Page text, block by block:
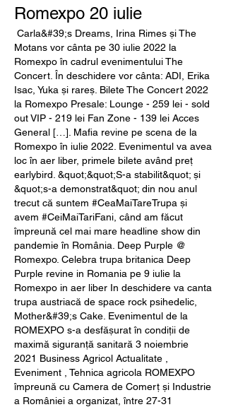
Romexpo 20 iulie
Motans vor cânta pe 30 iulie 2022 la
Romexpo în cadrul evenimentului The
Concert. În deschidere vor cânta: ADI, Erika
Isac, Yuka și rareș. Bilete The Concert 2022
la Romexpo Presale: Lounge - 259 lei - sold
out VIP - 219 lei Fan Zone - 139 lei Acces
General […]. Mafia revine pe scena de la
Romexpo în iulie 2022. Evenimentul va avea
loc în aer liber, primele bilete având preț
earlybird. &quot;&quot;S-a stabilit&quot; și
&quot;s-a demonstrat&quot; din nou anul
trecut că suntem #CeaMaiTareTrupa și
avem #CeiMaiTariFani, când am făcut
împreună cel mai mare headline show din
pandemie în România. Deep Purple @
Romexpo. Celebra trupa britanica Deep
Purple revine in Romania pe 9 iulie la
Romexpo in aer liber In deschidere va canta
trupa austriacă de space rock psihedelic,
Mother&#39;s Cake. Evenimentul de la
ROMEXPO s-a desfășurat în condiții de
maximă siguranță sanitară 3 noiembrie
2021 Business Agricol Actualitate ,
Eveniment , Tehnica agricola ROMEXPO
împreună cu Camera de Comerț și Industrie
a României a organizat, între 27-31